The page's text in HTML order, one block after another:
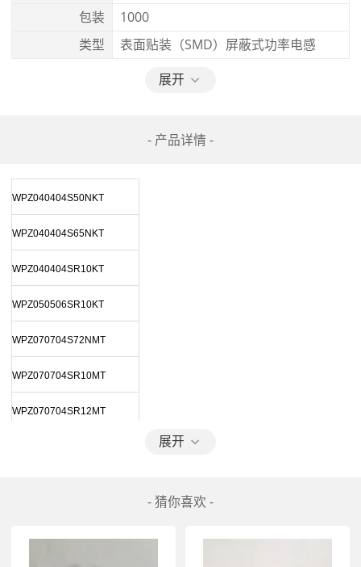
包装
1000
类型
表面贴装（SMD）屏蔽式功率电感
展开
- 产品详情 -
WPZ040404S50NKT
WPZ040404S65NKT
WPZ040404SR10KT
WPZ050506SR10KT
WPZ070704S72NMT
WPZ070704SR10MT
WPZ070704SR12MT
展开
- 猜你喜欢 -